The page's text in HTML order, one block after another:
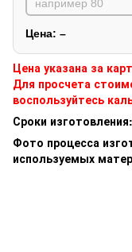
Цена: –
Цена указана за
Для просчета
воспользуйтесь
Сроки изготовления:
Фото процесса
используемых